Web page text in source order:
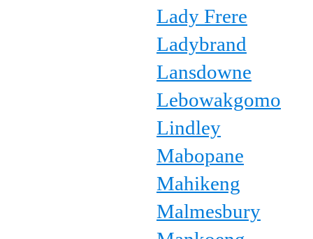
Lady Frere
Ladybrand
Lansdowne
Lebowakgomo
Lindley
Mabopane
Mahikeng
Malmesbury